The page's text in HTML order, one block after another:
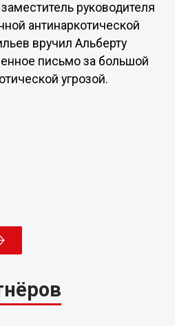
руководителя
антинаркотической
вручил Альберту
письмо за большой
угрозой.